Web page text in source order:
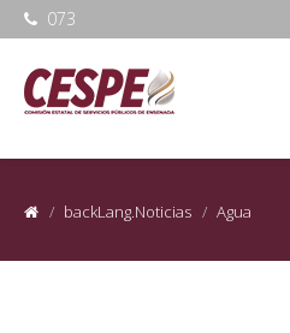
073
backLang.Noticias Agua